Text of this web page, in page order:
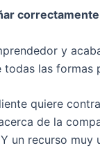
y
todas las formas
quiere
de la
un recurso muy